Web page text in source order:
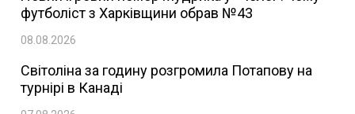
футболіст з Харківщини обрав №43
08.08.2026
Світоліна за годину розгромила Потапову на
турнірі в Канаді